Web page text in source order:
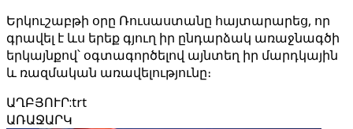
Երկուշաբթի օրը Ռուսաստանը հայտարարեց, որ
գրավել է ևս երեք գյուղ իր ընդարձակ առաջնագծի
երկայնքով՝ օգտագործելով այնտեղ իր մարդկային
և ռազմական առավելությունը։
ԱՂԲՅՈՒՐ:trt
ԱՌԱՋԱՐԿ